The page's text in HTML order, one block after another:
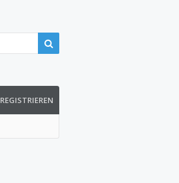
REGISTRIEREN